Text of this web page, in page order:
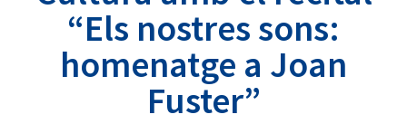
“Els nostres sons:
homenatge a Joan
Fuster”